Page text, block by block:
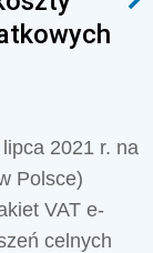
2021 r. na
Polsce)
VAT e-
celnych